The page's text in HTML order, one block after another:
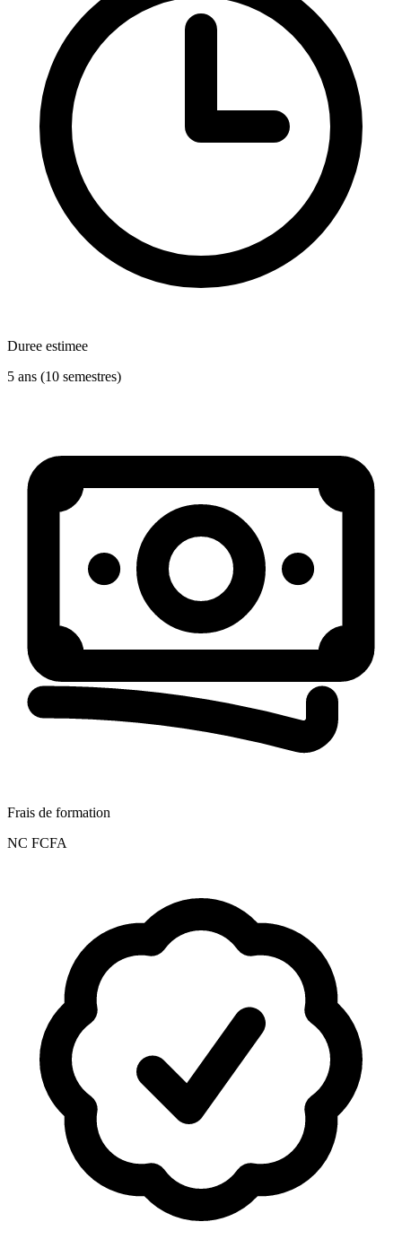
Duree estimee
5 ans (10 semestres)
Frais de formation
NC FCFA